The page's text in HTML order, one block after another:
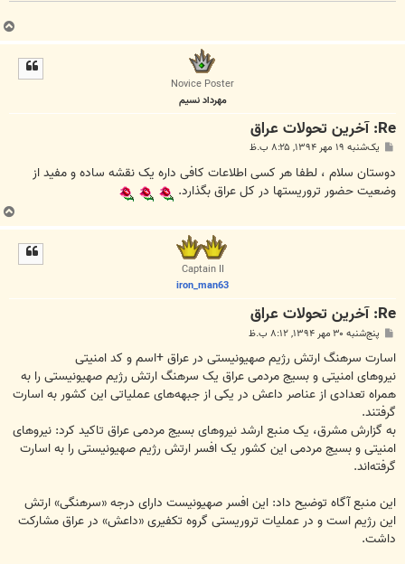
ب
ا
Novice Poster
مهرداد نسیم
Re: آخرین تحولات عراق
پ
ت
یک‌شنبه ۱۹ مهر ۱۳۹۴, ۸:۲۵ ب.ظ
دوستان سلام ، لطفا هر کسی اطلاعات کافی داره یک نقشه ساده و مفید از
وضعیت حضور تروریستها در کل عراق بگذارد.
ب
ا
Captain II
iron_man63
Re: آخرین تحولات عراق
پ
ت
پنج‌شنبه ۳۰ مهر ۱۳۹۴, ۸:۱۲ ب.ظ
اسارت سرهنگ ارتش رژیم صهیونیستی در عراق +اسم و کد امنیتی
نیروهای امنیتی و بسیج مردمی عراق یک سرهنگ ارتش رژیم صهیونیستی را به
همراه تعدادی از عناصر داعش در یکی از جبهه‌های عملیاتی این کشور به اسارت
گرفتند.
به گزارش مشرق، یک منبع ارشد نیروهای بسیج مردمی عراق تاکید کرد: نیروهای
امنیتی و بسیج مردمی این کشور یک افسر ارتش رژیم صهیونیستی را به اسارت
گرفته‌اند.
این منبع آگاه توضیح داد: این افسر صهیونیست دارای درجه «سرهنگی» ارتش
این رژیم است و در عملیات‌ تروریستی گروه تکفیری «داعش» در عراق مشارکت
داشت.